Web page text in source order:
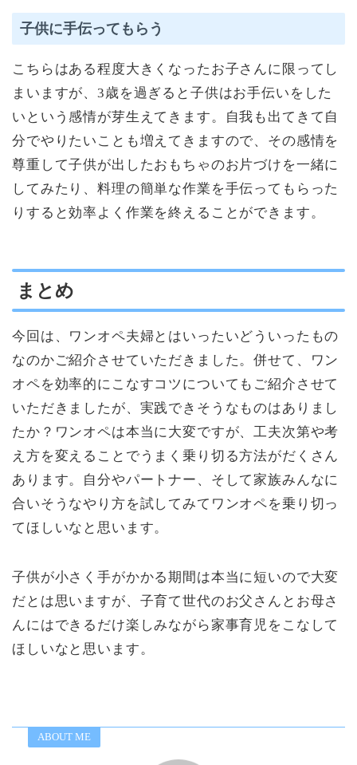
子供に手伝ってもらう
こちらはある程度大きくなったお子さんに限ってし
まいますが、3歳を過ぎると子供はお手伝いをした
いという感情が芽生えてきます。自我も出てきて自
分でやりたいことも増えてきますので、その感情を
尊重して子供が出したおもちゃのお片づけを一緒に
してみたり、料理の簡単な作業を手伝ってもらった
りすると効率よく作業を終えることができます。
まとめ
今回は、ワンオペ夫婦とはいったいどういったもの
なのかご紹介させていただきました。併せて、ワン
オペを効率的にこなすコツについてもご紹介させて
いただきましたが、実践できそうなものはありまし
たか？ワンオペは本当に大変ですが、工夫次第や考
え方を変えることでうまく乗り切る方法がだくさん
あります。自分やパートナー、そして家族みんなに
合いそうなやり方を試してみてワンオペを乗り切っ
てほしいなと思います。
子供が小さく手がかかる期間は本当に短いので大変
だとは思いますが、子育て世代のお父さんとお母さ
んにはできるだけ楽しみながら家事育児をこなして
ほしいなと思います。
ABOUT ME